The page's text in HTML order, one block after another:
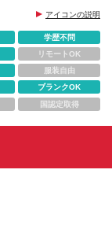
アイコンの説明
学歴不問
リモートOK
服装自由
ブランクOK
国認定取得